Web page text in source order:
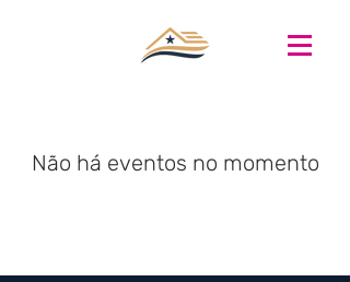
Não há eventos no momento